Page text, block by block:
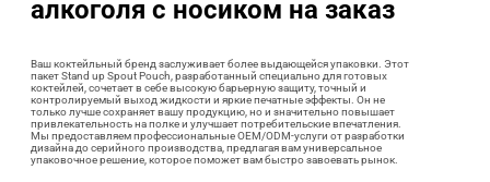
алкоголя с носиком на заказ
Ваш коктейльный бренд заслуживает более выдающейся упаковки. Этот
пакет Stand up Spout Pouch, разработанный специально для готовых
коктейлей, сочетает в себе высокую барьерную защиту, точный и
контролируемый выход жидкости и яркие печатные эффекты. Он не
только лучше сохраняет вашу продукцию, но и значительно повышает
привлекательность на полке и улучшает потребительские впечатления.
Мы предоставляем профессиональные OEM/ODM-услуги от разработки
дизайна до серийного производства, предлагая вам универсальное
упаковочное решение, которое поможет вам быстро завоевать рынок.